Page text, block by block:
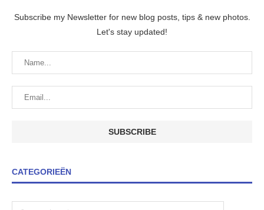
Subscribe my Newsletter for new blog posts, tips & new photos.
Let's stay updated!
CATEGORIEËN